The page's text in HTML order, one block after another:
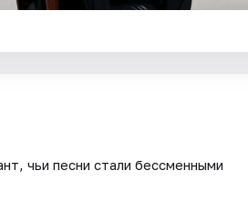
чьи песни стали бессменными